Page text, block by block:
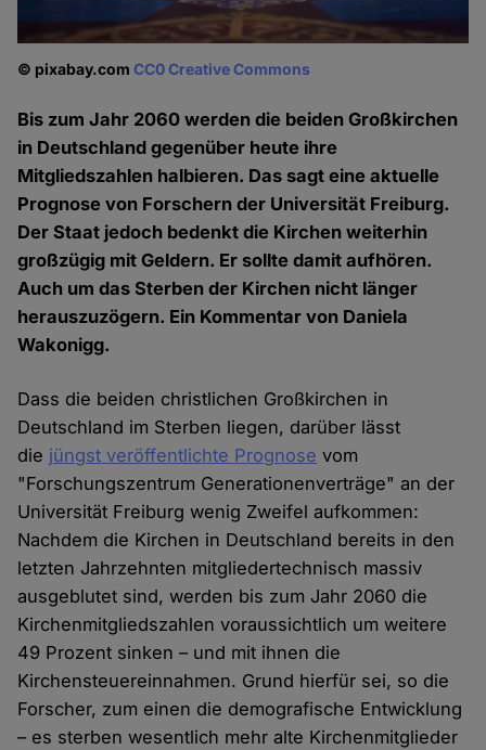
© pixabay.comCC0 Creative Commons
Bis zum Jahr 2060 werden die beiden Großkirchen
in Deutschland gegenüber heute ihre
Mitgliedszahlen halbieren. Das sagt eine aktuelle
Prognose von Forschern der Universität Freiburg.
Der Staat jedoch bedenkt die Kirchen weiterhin
großzügig mit Geldern. Er sollte damit aufhören.
Auch um das Sterben der Kirchen nicht länger
herauszuzögern. Ein Kommentar von Daniela
Wakonigg.
Dass die beiden christlichen Großkirchen in
Deutschland im Sterben liegen, darüber lässt
die jüngst veröffentlichte Prognose vom
"Forschungszentrum Generationenverträge" an der
Universität Freiburg wenig Zweifel aufkommen:
Nachdem die Kirchen in Deutschland bereits in den
letzten Jahrzehnten mitgliedertechnisch massiv
ausgeblutet sind, werden bis zum Jahr 2060 die
Kirchenmitgliedszahlen voraussichtlich um weitere
49 Prozent sinken – und mit ihnen die
Kirchensteuereinnahmen. Grund hierfür sei, so die
Forscher, zum einen die demografische Entwicklung
– es sterben wesentlich mehr alte Kirchenmitglieder